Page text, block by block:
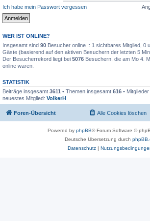
Ich habe mein Passwort vergessen
WER IST ONLINE?
Insgesamt sind 90 Besucher online :: 1 sichtbares Mitglied, 0
Gäste (basierend auf den aktiven Besuchern der letzten 5
Der Besucherrekord liegt bei 5076 Besuchern, die am Mo 4.
online waren.
STATISTIK
Beiträge insgesamt 3611 • Themen insgesamt 616 •
neuestes Mitglied: VolkerH
Foren-Übersicht Alle Cookies löschen
Powered by phpBB® Forum Software ©
Deutsche Übersetzung durch
Datenschutz|